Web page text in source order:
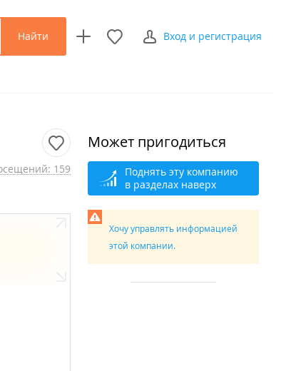
Найти Вход и регистрация
159
Может пригодиться
Поднять эту компанию
в разделах наверх
Хочу управлять информацией
этой компании.